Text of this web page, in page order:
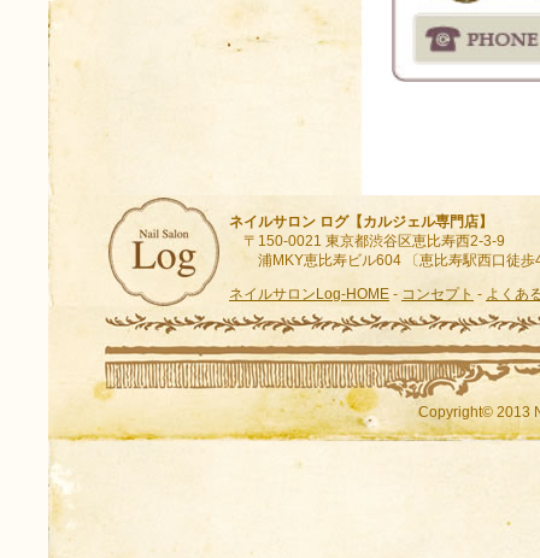
ネイルサロン ログ【カルジェル専門店】
〒150-0021 東京都渋谷区恵比寿西2-3-9
浦MKY恵比寿ビル604 〔恵比寿駅西口徒歩
ネイルサロンLog-HOME - コンセプト - よくあ
Copyright© 2013